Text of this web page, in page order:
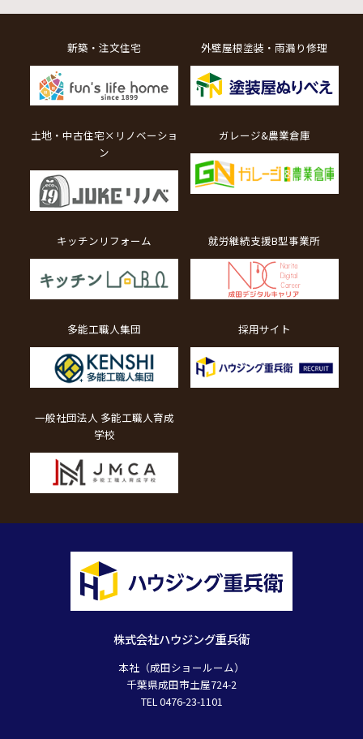
株式会社ハウジング重兵衛
本社（成田ショールーム）
千葉県成田市土屋724-2
TEL 0476-23-1101
新築・注文住宅 外壁屋根塗装・雨漏り修理
土地・中古住宅×リノベーショ
ン
ガレージ&農業倉庫
キッチンリフォーム 就労継続支援B型事業所
多能工職人集団 採用サイト
一般社団法人 多能工職人育成
学校